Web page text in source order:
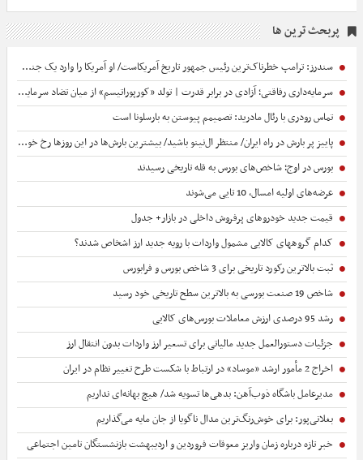
پربحث ترین ها
سندرز: ترامپ خطرناک‌ترین رئیس جمهور تاریخ آمریکاست/ او آمریکا را وارد یک جنگ فاجعه‌بار کرده است+ فیلم
سرمایه‌داری رفاقتی؛ آزادی در برابر قدرت | تولد «کورپوراتیسم» از میان تضاد سرمایه‌داری رفاقتی با منطق بازار
تماس رودری با رئال مادرید: تصمیمم پیوستن به بارسلونا است
پاییز پر بارش در راه ایران/ منتظر ال‌نینو باشید/ بیشترین بارش‌ها در این روزها رخ خواهد داد
بورس در اوج؛ شاخص‌های بورس به قله تاریخی رسیدند
عرضه‌های اولیه امسال، 10 تایی می‌شوند
قیمت جدید خودروهای پرفروش داخلی در بازار+ جدول
کدام گروههای کالایی مشمول واردات با رویه جدید ارز اشخاص شدند؟
ثبت بالاترین رکورد تاریخی برای 3 شاخص بورس و فرابورس
شاخص 19 صنعت بورسی به بالاترین سطح تاریخی خود رسید
رشد 95 درصدی ارزش معاملات بورس‌های کالایی
جزئیات دستورالعمل جدید مالیاتی برای تسعیر ارز واردات بدون انتقال ارز
اخراج 2 مأمور ارشد «موساد» در ارتباط با شکست طرح تغییر نظام در ایران
مدیرعامل باشگاه ذوب‌آهن: ‌بدهی‌ها ‌تسویه شد/ هیچ بهانه‌ای نداریم
بغلانی‌پور: برای خوش‌رنگ‌ترین مدال ناگویا از جان مایه می‌گذاریم
خبر تازه درباره زمان واریز معوقات فروردین و اردیبهشت بازنشستگان تامین اجتماعی